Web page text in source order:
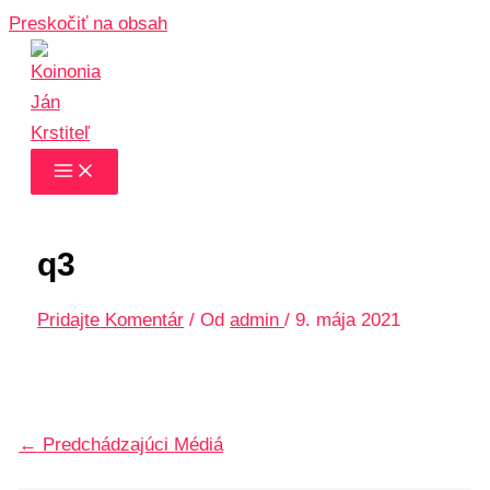
Preskočiť na obsah
q3
Pridajte Komentár / Od admin/9. mája 2021
← Predchádzajúci Médiá